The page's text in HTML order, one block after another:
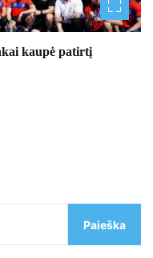
kaupė patirtį
Paieška